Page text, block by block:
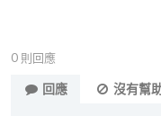
0 則回應
回應
沒有幫